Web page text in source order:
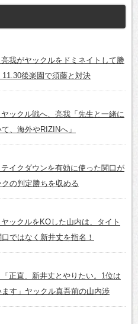
亮我がヤックルをドミネイトして勝
後楽園で須藤と対決
ヤックル戦へ、亮我「先生と一緒に
、海外やRIZINへ」
テイクダウンを有効に使った関口が
の判定勝ちを収める
ヤックルをKOした山内は、タイト
ではなく新井丈を指名！
「正直、新井丈とやりたい。1位は
す」ヤックル真吾前の山内渉